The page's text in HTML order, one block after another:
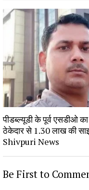
पीडब्ल्यूडी के पूर्व एसडीओ
ठेकेदार से 1.30 लाख की
Shivpuri News
Be First to